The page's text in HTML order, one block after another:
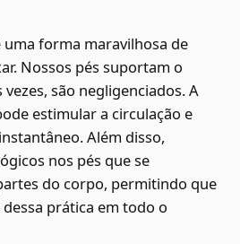
uma forma maravilhosa de
Nossos pés suportam o
são negligenciados. A
estimular a circulação e
Além disso,
nos pés que se
do corpo, permitindo que
prática em todo o